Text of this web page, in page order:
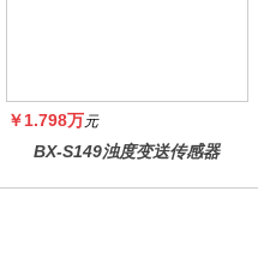
￥1.798万元
BX-S149浊度变送传感器